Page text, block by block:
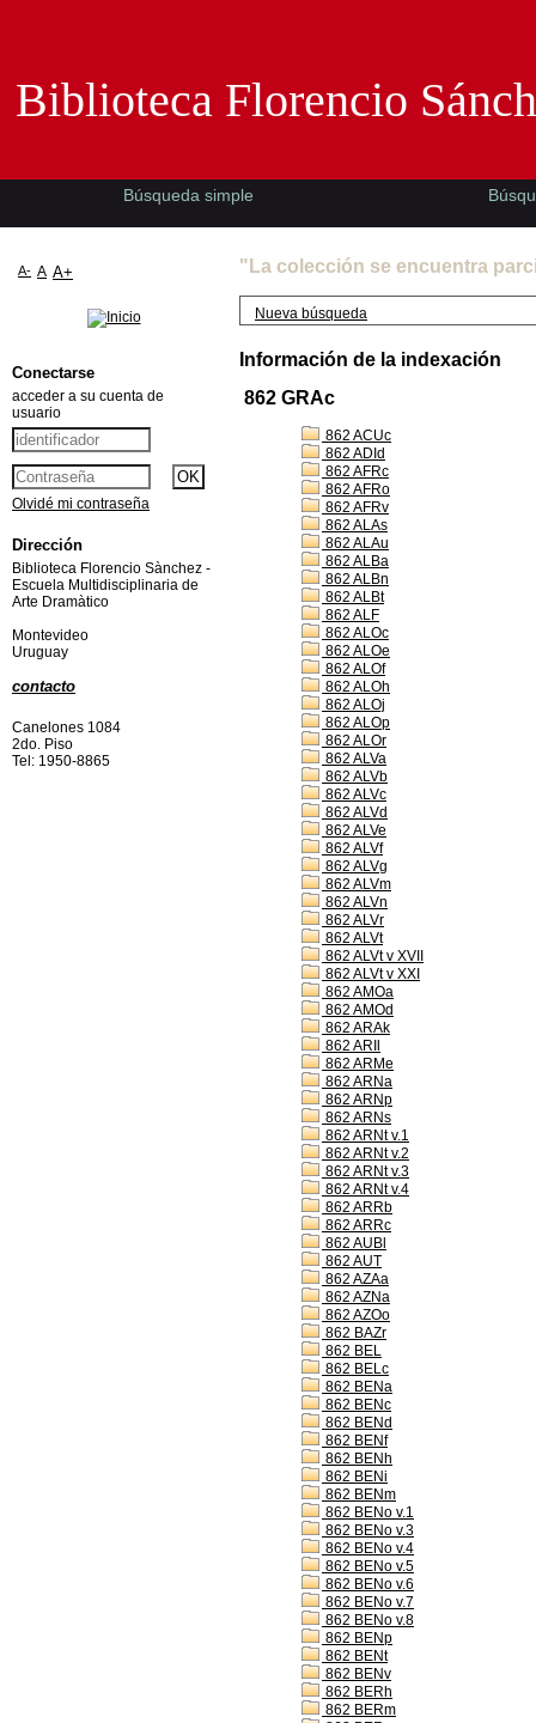
"La colección se encuentra
Nueva búsqueda
Información de la indexación
862 GRAc
862 ACUc
862 ADId
862 AFRc
862 AFRo
862 AFRv
862 ALAs
862 ALAu
862 ALBa
862 ALBn
862 ALBt
862 ALF
862 ALOc
862 ALOe
862 ALOf
862 ALOh
862 ALOj
862 ALOp
862 ALOr
862 ALVa
862 ALVb
862 ALVc
862 ALVd
862 ALVe
862 ALVf
862 ALVg
862 ALVm
862 ALVn
862 ALVr
862 ALVt
862 ALVt v XVII
862 ALVt v XXI
862 AMOa
862 AMOd
862 ARAk
862 ARIl
862 ARMe
862 ARNa
862 ARNp
862 ARNs
862 ARNt v.1
862 ARNt v.2
862 ARNt v.3
862 ARNt v.4
862 ARRb
862 ARRc
862 AUBl
862 AUT
862 AZAa
862 AZNa
862 AZOo
862 BAZr
862 BEL
862 BELc
862 BENa
862 BENc
862 BENd
862 BENf
862 BENh
862 BENi
862 BENm
862 BENo v.1
862 BENo v.3
862 BENo v.4
862 BENo v.5
862 BENo v.6
862 BENo v.7
862 BENo v.8
862 BENp
862 BENt
862 BENv
862 BERh
862 BERm
Biblioteca Florencio
Búsqueda simple
A- A A+
Conectarse
acceder a su cuenta de
usuario
Olvidé mi contraseña
Dirección
Biblioteca Florencio Sànchez -
Escuela Multidisciplinaria de
Arte Dramàtico
Montevideo
Uruguay
contacto
Canelones 1084
2do. Piso
Tel: 1950-8865